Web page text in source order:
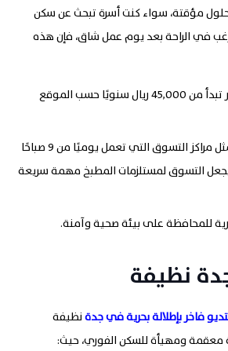
حلول مؤقتة، سواء كنت أسرة تبحث عن سكن
في الراحة بعد يوم عمل شاق، فإن هذه
مرونة في الأسعار تبدأ من 45,000 ريال سنويًا حسب الموقع
قرب من الخدمات مثل مراكز التسوق التي تعمل يوميًا من 9 صباحًا
ما يجعل التسوق لمستلزمات المطبخ مهمة سريعة
للمحافظة على بيئة صحية وآمنة.
نظيفة
فاخر بإطلالة بحرية في جدةنظيفة
معقمة ومهيأة للسكن الفوري، حيث: